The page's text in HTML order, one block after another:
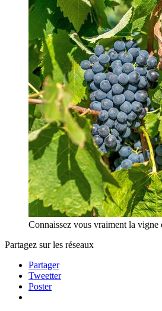
Connaissez vous vraiment la vigne
Partagez sur les réseaux
Partager
Tweetter
Poster